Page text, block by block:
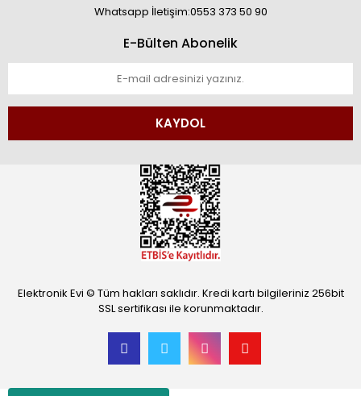
Whatsapp İletişim:0553 373 50 90
E-Bülten Abonelik
KAYDOL
Elektronik Evi © Tüm hakları saklıdır. Kredi kartı bilgileriniz 256bit
SSL sertifikası ile korunmaktadır.